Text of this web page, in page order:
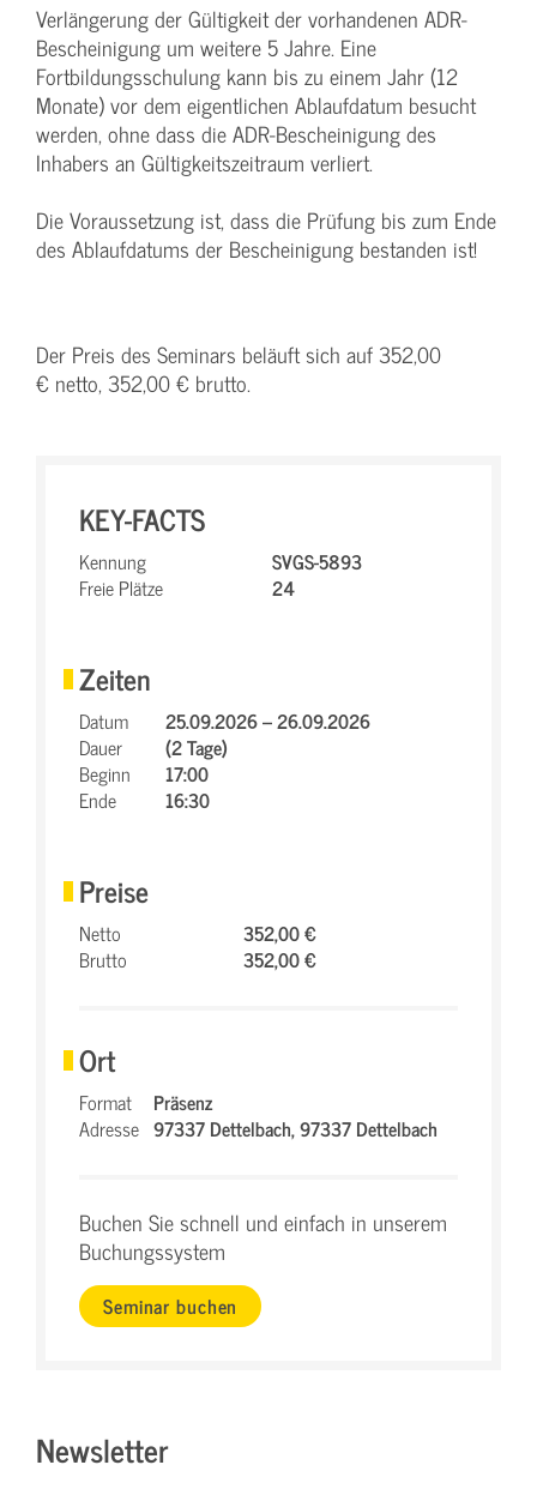
Verlängerung der Gültigkeit der vorhandenen ADR-
Bescheinigung um weitere 5 Jahre. Eine
Fortbildungsschulung kann bis zu einem Jahr (12
Monate) vor dem eigentlichen Ablaufdatum besucht
werden, ohne dass die ADR-Bescheinigung des
Inhabers an Gültigkeitszeitraum verliert.
Die Voraussetzung ist, dass die Prüfung bis zum Ende
des Ablaufdatums der Bescheinigung bestanden ist!
Der Preis des Seminars beläuft sich auf 352,00
€ netto, 352,00 € brutto.
KEY-FACTS
Kennung
SVGS-5893
Freie Plätze
24
Zeiten
Datum
25.09.2026 – 26.09.2026
Dauer
(2 Tage)
Beginn
17:00
Ende
16:30
Preise
Netto
352,00 €
Brutto
352,00 €
Ort
Format
Präsenz
Adresse 97337 Dettelbach,97337 Dettelbach
Buchen Sie schnell und einfach in unserem
Buchungssystem
Seminar buchen
Newsletter